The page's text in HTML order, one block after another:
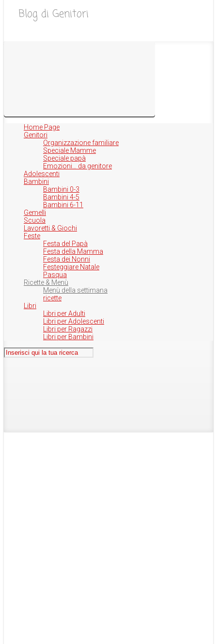
Blog di Genitori
Home Page
Genitori
Organizzazione familiare
Speciale Mamme
Speciale papà
Emozioni… da genitore
Adolescenti
Bambini
Bambini 0-3
Bambini 4-5
Bambini 6-11
Gemelli
Scuola
Lavoretti & Giochi
Feste
Festa del Papà
Festa della Mamma
Festa dei Nonni
Festeggiare Natale
Pasqua
Ricette & Menù
Menù della settimana
ricette
Libri
Libri per Adulti
Libri per Adolescenti
Libri per Ragazzi
Libri per Bambini